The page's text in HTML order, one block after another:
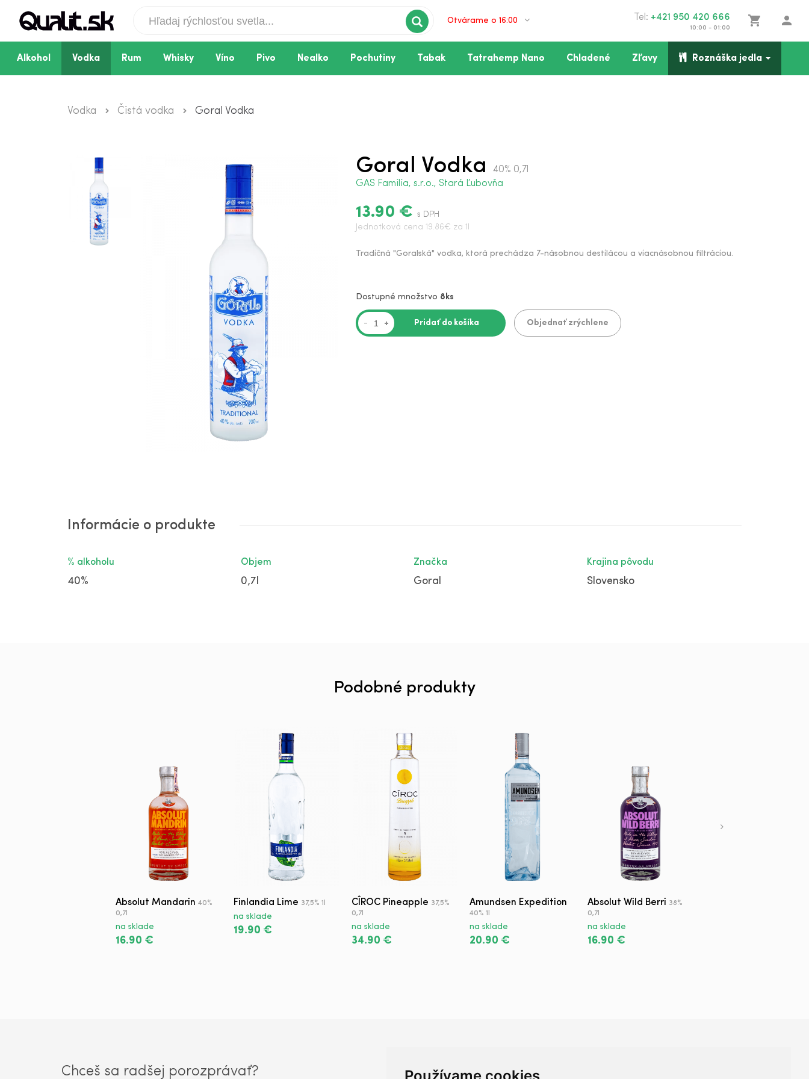
Otvárame o 16:00 Tel: +421 950 420 666
10:00 - 01:00
shopping_cart person
Alkohol Vodka Rum Whisky Víno Pivo Nealko Pochutiny Tabak Tatrahemp Nano Chladené Zľavy Roznáška jedla
Vodka Čistá vodka Goral Vodka
Goral Vodka40% 0,7l
GAS Familia, s.r.o., Stará Ľubovňa
13.90 €s DPH
Jednotková cena 19.86€ za 1l
Tradičná "Goralská" vodka, ktorá prechádza 7-násobnou destilácou a viacnásobnou filtráciou.
Dostupné množstvo 8ks
- + Pridať do košíka Objednať zrýchlene
Informácie o produkte
% alkoholu
40%
Objem
0,7l
Značka
Goral
Krajina pôvodu
Slovensko
Podobné produkty
Absolut Mandarin 40%
0,7l
na sklade
16.90 €
Finlandia Lime 37,5% 1l
na sklade
19.90 €
CÎROC Pineapple 37,5%
0,7l
na sklade
34.90 €
Amundsen Expedition
40% 1l
na sklade
20.90 €
Absolut Wild Berri 38%
0,7l
na sklade
16.90 €
Chceš sa radšej porozprávať?